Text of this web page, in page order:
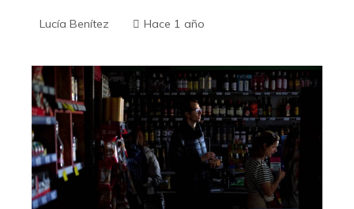
Lucía Benítez Hace 1 año